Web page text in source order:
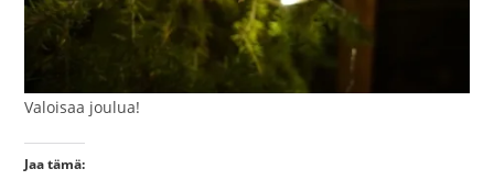
Valoisaa joulua!
Jaa tämä: